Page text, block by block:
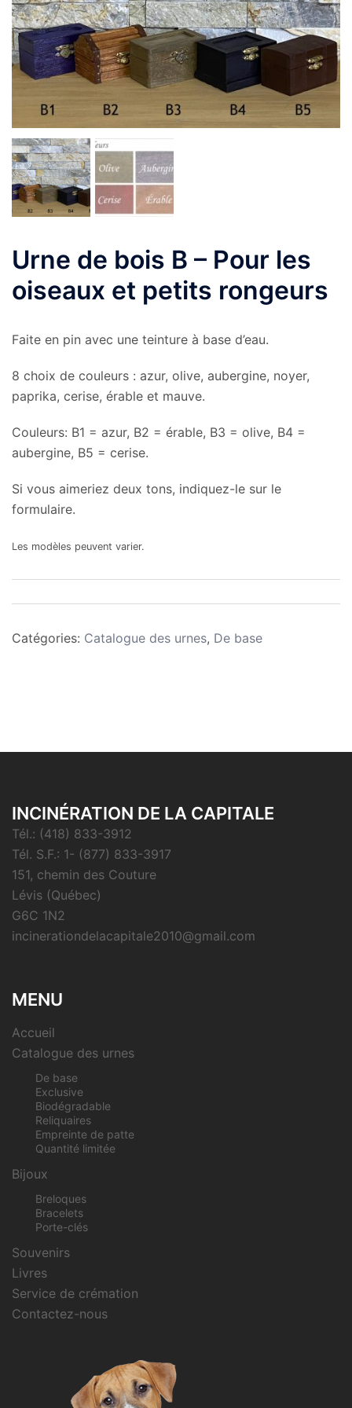
Urne de bois B – Pour les
oiseaux et petits rongeurs
Faite en pin avec une teinture à base d’eau.
8 choix de couleurs : azur, olive, aubergine, noyer,
paprika, cerise, érable et mauve.
Couleurs: B1 = azur, B2 = érable, B3 = olive, B4 =
aubergine, B5 = cerise.
Si vous aimeriez deux tons, indiquez-le sur le
formulaire.
Les modèles peuvent varier.
Catégories: Catalogue des urnes, De base
INCINÉRATION DE LA CAPITALE
Tél.: (418) 833-3912
Tél. S.F.: 1- (877) 833-3917
151, chemin des Couture
Lévis (Québec)
G6C 1N2
incinerationdelacapitale2010@gmail.com
MENU
Accueil
Catalogue des urnes
De base
Exclusive
Biodégradable
Reliquaires
Empreinte de patte
Quantité limitée
Bijoux
Breloques
Bracelets
Porte-clés
Souvenirs
Livres
Service de crémation
Contactez-nous